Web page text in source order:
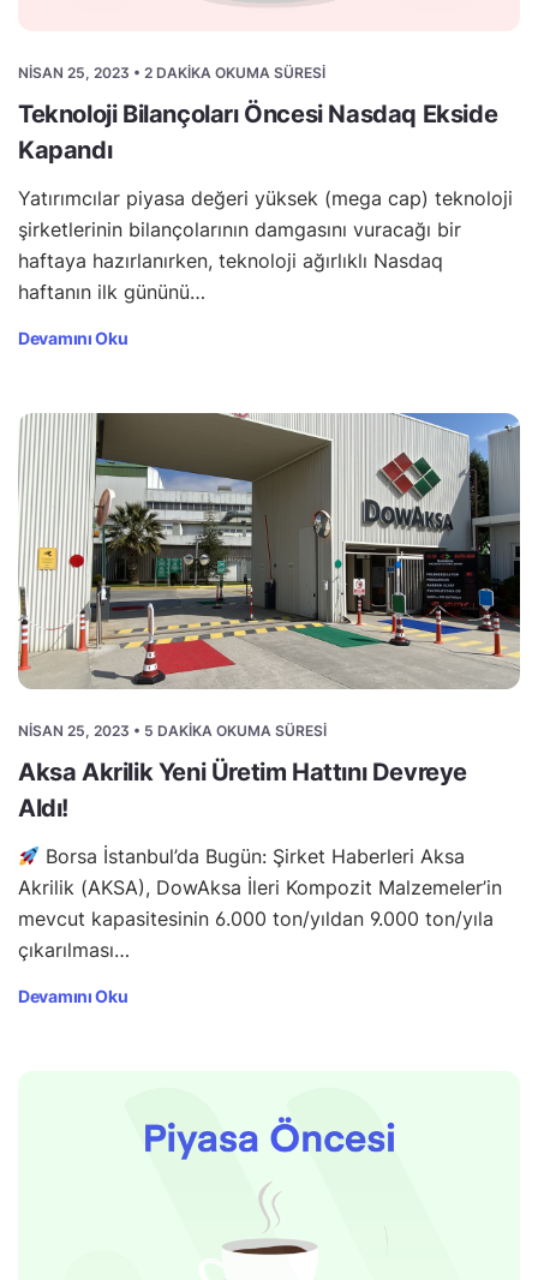
NISAN 25, 2023 • 2 DAKIKA OKUMA SÜRESI
Teknoloji Bilançoları Öncesi Nasdaq Ekside
Kapandı
Yatırımcılar piyasa değeri yüksek (mega cap) teknoloji
şirketlerinin bilançolarının damgasını vuracağı bir
haftaya hazırlanırken, teknoloji ağırlıklı Nasdaq
haftanın ilk gününü…
Devamını Oku
NISAN 25, 2023 • 5 DAKIKA OKUMA SÜRESI
Aksa Akrilik Yeni Üretim Hattını Devreye
Aldı!
Borsa İstanbul’da Bugün: Şirket Haberleri Aksa
Akrilik (AKSA), DowAksa İleri Kompozit Malzemeler’in
mevcut kapasitesinin 6.000 ton/yıldan 9.000 ton/yıla
çıkarılması…
Devamını Oku